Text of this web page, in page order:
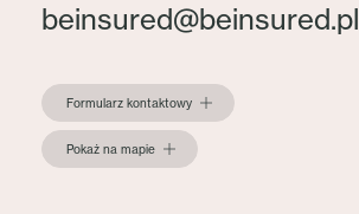
beinsured@beinsured.pl
Formularz kontaktowy
Pokaż na mapie